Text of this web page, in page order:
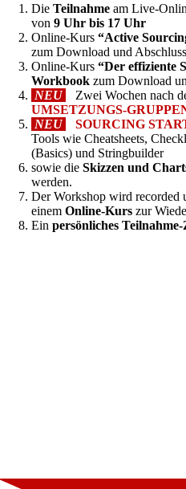
DieTeilnahme am Live-
von9 Uhr bis 17 Uhr
Online-Kurs“Active
zum Download und
Online-Kurs “Der effiziente
Workbook zum Download
NEU
Zwei Wochen nach
UMSETZUNGS-
NEU
SOURCING
Tools wie Cheatsheets,
(Basics) und Stringbuilder
sowie dieSkizzen und
werden.
Der Workshop wird recorded
einemOnline-Kurs zur
Einpersönliches